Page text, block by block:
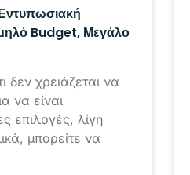
Εντυπωσιακή
Budget, Μεγάλο
δεν χρειάζεται να
να είναι
επιλογές, λίγη
μπορείτε να